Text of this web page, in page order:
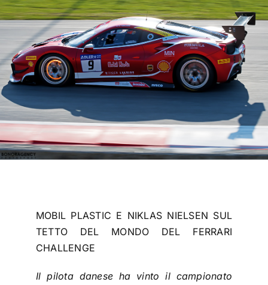
VAI AL PREVENTIVO
MOBIL PLASTIC E NIKLAS NIELSEN SUL
TETTO DEL MONDO DEL FERRARI
CHALLENGE
Il pilota danese ha vinto il campionato